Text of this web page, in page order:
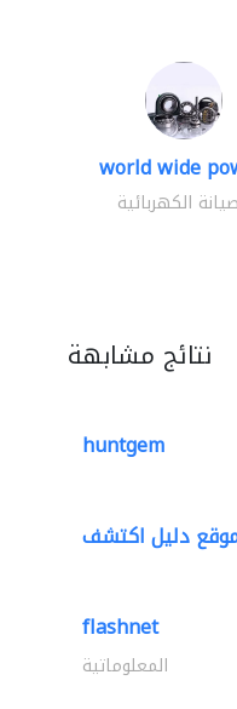
world wide
الكهربائية
نتائج مشابهة
huntgem
flashnet
المعلوماتية